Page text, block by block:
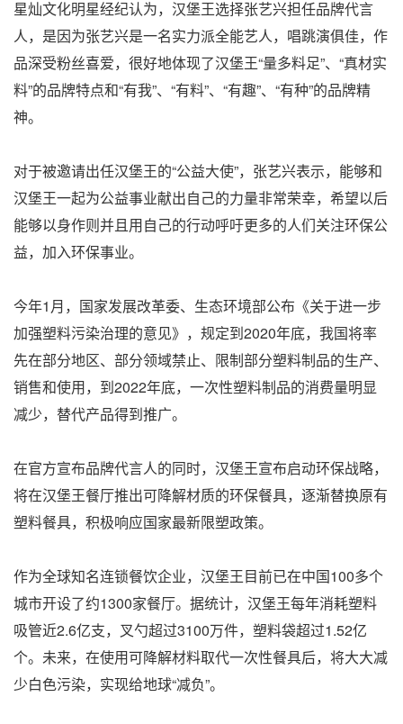
星灿文化明星经纪认为，汉堡王选择张艺兴担任品牌代言
人，是因为张艺兴是一名实力派全能艺人，唱跳演俱佳，作
品深受粉丝喜爱，很好地体现了汉堡王“量多料足”、“真材实
料”的品牌特点和“有我”、“有料”、“有趣”、“有种”的品牌精
神。
对于被邀请出任汉堡王的“公益大使”，张艺兴表示，能够和
汉堡王一起为公益事业献出自己的力量非常荣幸，希望以后
能够以身作则并且用自己的行动呼吁更多的人们关注环保公
益，加入环保事业。
今年1月，国家发展改革委、生态环境部公布《关于进一步
加强塑料污染治理的意见》，规定到2020年底，我国将率
先在部分地区、部分领域禁止、限制部分塑料制品的生产、
销售和使用，到2022年底，一次性塑料制品的消费量明显
减少，替代产品得到推广。
在官方宣布品牌代言人的同时，汉堡王宣布启动环保战略，
将在汉堡王餐厅推出可降解材质的环保餐具，逐渐替换原有
塑料餐具，积极响应国家最新限塑政策。
作为全球知名连锁餐饮企业，汉堡王目前已在中国100多个
城市开设了约1300家餐厅。据统计，汉堡王每年消耗塑料
吸管近2.6亿支，叉勺超过3100万件，塑料袋超过1.52亿
个。未来，在使用可降解材料取代一次性餐具后，将大大减
少白色污染，实现给地球“减负”。